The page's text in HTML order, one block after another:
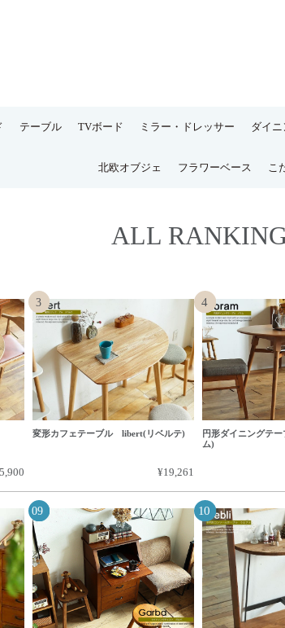
ALL
変形カフェテーブル libert(リベルテ)
¥19,261
円形ダイニングテ
ム)
テーブル TVボード ミラー・ドレッサー ダイ
北欧オブジェ フラワーベース こ